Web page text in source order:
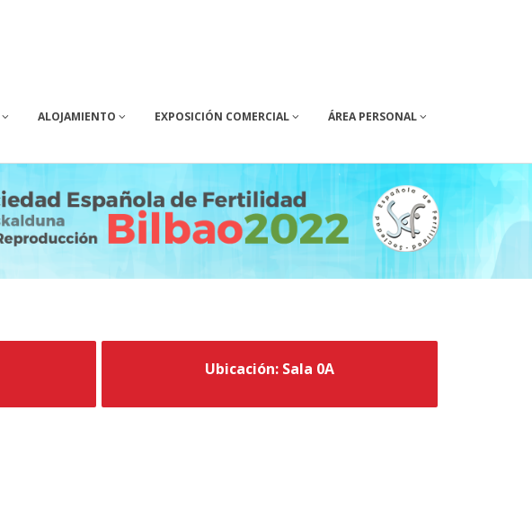
ALOJAMIENTO EXPOSICIÓN COMERCIAL ÁREA PERSONAL
Ubicación: Sala 0A